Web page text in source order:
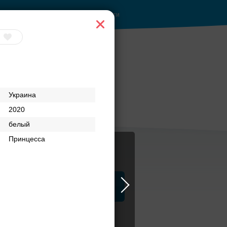
Украина
2020
белый
Принцесса
Войти